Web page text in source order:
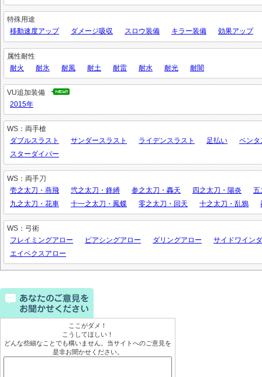
特殊用途
移動速度アップ
ダメージ吸収 スロウ装備 キラー装備 効果アップ
属性耐性
耐火
耐氷 耐風 耐土 耐雷 耐水 耐光 耐闇
VU追加装備
2015年
WS：両手槍
ダブルスラスト
サンダースラスト ライデンスラスト 足払い
ペンタ
スターダイバー
WS：両手刀
壱之太刀・燕飛
弐之太刀・鋒縛 参之太刀・轟天 四之太刀・陽炎
五
九之太刀・花車
十一之太刀・鳳蝶 零之太刀・回天 十之太刀・乱鴉
WS：弓術
フレイミングアロー
ピアシングアロー ダリングアロー
サイドワイン
エイペクスアロー
ここがダメ！
こうしてほしい！
どんな些細なことでも構いません。当サイトへのご意見を
是非お聞かせください。